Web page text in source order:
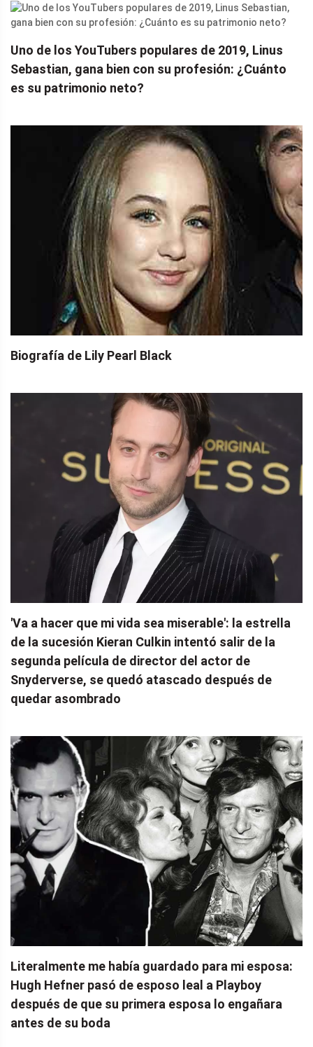
Uno de los YouTubers populares de 2019, Linus
Sebastian, gana bien con su profesión: ¿Cuánto
es su patrimonio neto?
Biografía de Lily Pearl Black
'Va a hacer que mi vida sea miserable': la estrella
de la sucesión Kieran Culkin intentó salir de la
segunda película de director del actor de
Snyderverse, se quedó atascado después de
quedar asombrado
Literalmente me había guardado para mi esposa:
Hugh Hefner pasó de esposo leal a Playboy
después de que su primera esposa lo engañara
antes de su boda